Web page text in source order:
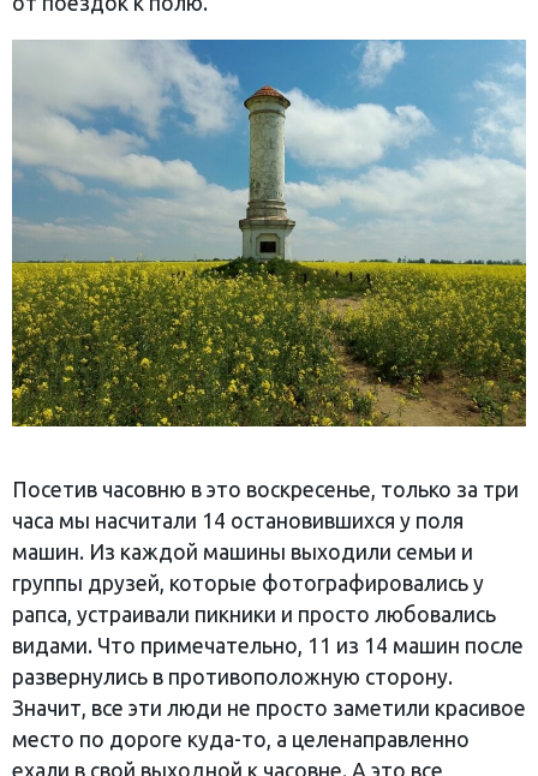
‎Посетив часовню в это воскресенье, только за три
часа мы насчитали 14 остановившихся у поля
машин. Из каждой машины выходили семьи и
группы друзей, которые фотографировались у
рапса, устраивали пикники и просто любовались
видами. Что примечательно, 11 из 14 машин после
развернулись в противоположную сторону.
Значит, все эти люди не просто заметили красивое
место по дороге куда-то, а целенаправленно
ехали в свой выходной к часовне. А это все